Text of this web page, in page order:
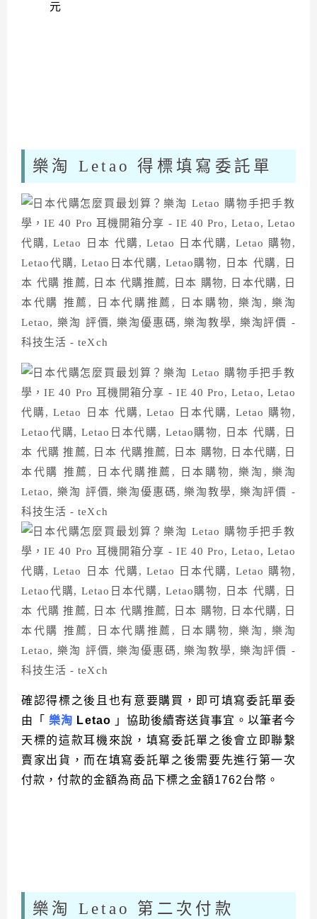
元
樂淘 Letao 得標填寫委託單
確認得標之後且也有意要購買，即可填寫委託單委
由「
樂淘 Letao 」協助後續寄送貨事宜。以筆者今
天標的這款耳機來說，填寫委託單之後會立即聯繫
賣家出貨，而在填寫委託單之後需要先進行第一次
付款，付款的金額為商品下標之金額1762台幣。
樂淘 Letao 第二次付款